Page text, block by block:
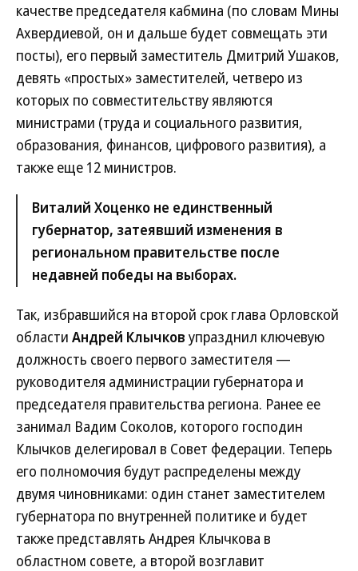
качестве председателя кабмина (по словам Мины
Ахвердиевой, он и дальше будет совмещать эти
посты), его первый заместитель Дмитрий Ушаков,
девять «простых» заместителей, четверо из
которых по совместительству являются
министрами (труда и социального развития,
образования, финансов, цифрового развития), а
также еще 12 министров.
Виталий Хоценко не единственный
губернатор, затеявший изменения в
региональном правительстве после
недавней победы на выборах.
Так, избравшийся на второй срок глава Орловской
области Андрей Клычков упразднил ключевую
должность своего первого заместителя —
руководителя администрации губернатора и
председателя правительства региона. Ранее ее
занимал Вадим Соколов, которого господин
Клычков делегировал в Совет федерации. Теперь
его полномочия будут распределены между
двумя чиновниками: один станет заместителем
губернатора по внутренней политике и будет
также представлять Андрея Клычкова в
областном совете, а второй возглавит